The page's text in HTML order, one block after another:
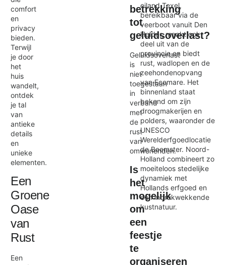
comfort
en
privacy
bieden.
Terwijl
je door
het
huis
wandelt,
ontdek
je tal
van
antieke
details
en
unieke
elementen.
Een
Groene
Oase
van
Rust
Een
betrekking
tot
geluidsoverlast?
Geluidsoverlast
is
niet
toegestaan
in
verband
met
de
rust
van
omwonenden.
Is
het
mogelijk
om
een
feestje
te
organiseren
eiland Texel,
bereikbaar via de
veerboot vanuit Den
Helder, maakt ook
deel uit van de
provincie en biedt
rust, wadlopen en de
zeehondenopvang
van Ecomare. Het
binnenland staat
bekend om zijn
droogmakerijen en
polders, waaronder de
UNESCO
Werelderfgoedlocatie
de Beemster. Noord-
Holland combineert zo
moeiteloos stedelijke
dynamiek met
Hollands erfgoed en
een indrukwekkende
kustnatuur.